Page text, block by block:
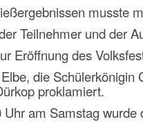
musste
Teilnehmer und der
Eröffnung des
die
proklamiert.
am Samstag wurde